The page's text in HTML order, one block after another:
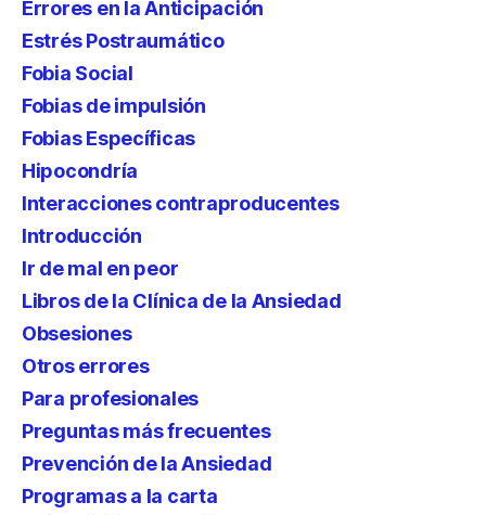
Errores en la Anticipación
Estrés Postraumático
Fobia Social
Fobias de impulsión
Fobias Específicas
Hipocondría
Interacciones contraproducentes
Introducción
Ir de mal en peor
Libros de la Clínica de la Ansiedad
Obsesiones
Otros errores
Para profesionales
Preguntas más frecuentes
Prevención de la Ansiedad
Programas a la carta